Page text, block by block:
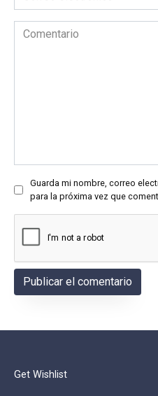
electrónico
*Comentario
Guarda mi nombre, correo
para la próxima vez que
Get Wishlist